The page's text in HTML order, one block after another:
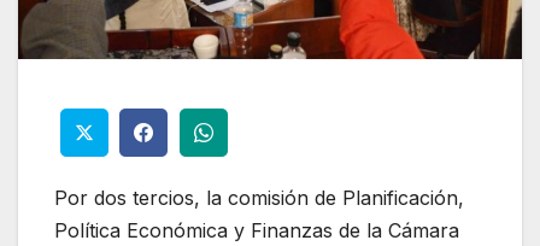
Por dos tercios, la comisión de Planificación,
Política Económica y Finanzas de la Cámara